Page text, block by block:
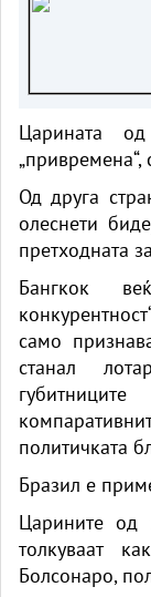
Царината
Од друга
олеснети
претходната
Бангкок
само
станал
политичката
Бразил е
Царините од
толкуваат
Болсонаро,